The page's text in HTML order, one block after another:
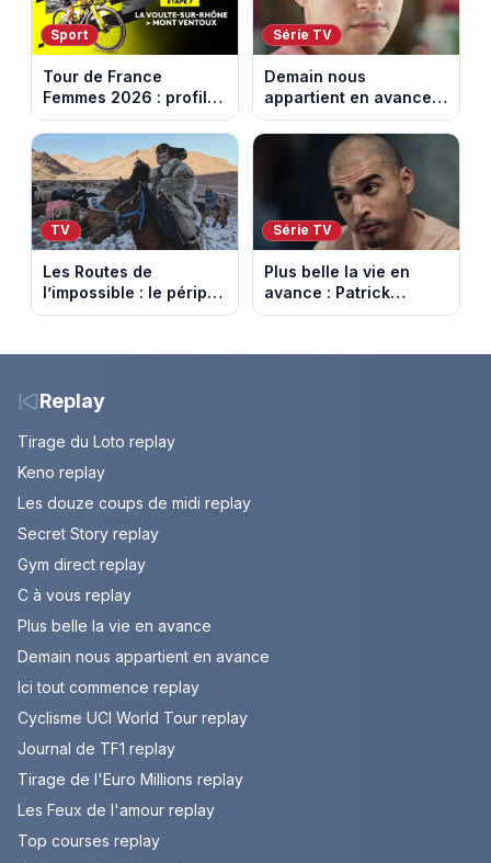
Sport
Tour de France
Femmes 2026 : profil
et horaires de la 7e
étape entre La Voulte-
sur-Rhône et le Mont
Ventoux
Série TV
Demain nous
appartient en avance:
Samuel perd le
contrôle. Episode du 10
août 2026.
TV
Les Routes de
l’impossible : le périple
glacial d’une famille
Série TV
Plus belle la vie en
avance : Patrick
Nebout est-il mort ?
2026 (spoiler)
Replay
Tirage du Loto replay
Keno replay
Les douze coups de midi replay
Secret Story replay
Gym direct replay
C à vous replay
Plus belle la vie en avance
Demain nous appartient en avance
Ici tout commence replay
Cyclisme UCI World Tour replay
Journal de TF1 replay
Tirage de l'Euro Millions replay
Les Feux de l'amour replay
Top courses replay